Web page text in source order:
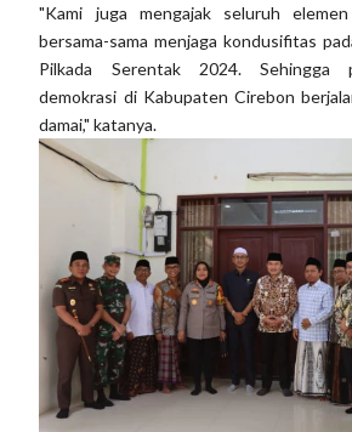
"Kami juga mengajak seluruh
bersama-sama menjaga kondusifitas
Pilkada Serentak 2024. Sehingga
demokrasi di Kabupaten Cirebon
damai," katanya.